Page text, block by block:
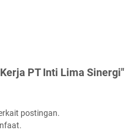
PT Inti Lima Sinergi"
postingan.